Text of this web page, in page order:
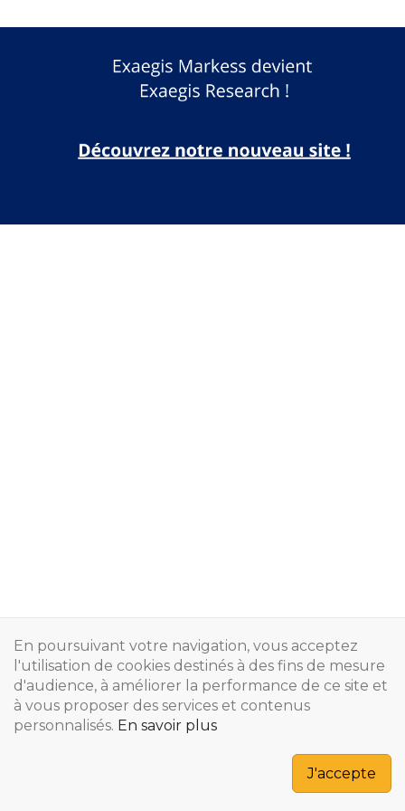
En poursuivant votre navigation, vous acceptez
l'utilisation de cookies destinés à des fins de mesure
d'audience, à améliorer la performance de ce site et
à vous proposer des services et contenus
personnalisés. En savoir plus
J'accepte